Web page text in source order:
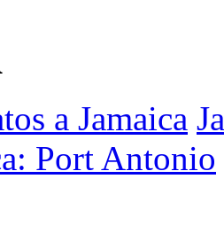
a Jamaica
Port Antonio